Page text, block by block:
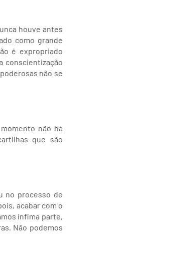
houve antes
como grande
é expropriado
conscientização
não se
não há
que são
no processo de
acabar com o
ínfima parte,
Não podemos